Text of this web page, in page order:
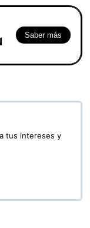
Saber más
tus intereses y